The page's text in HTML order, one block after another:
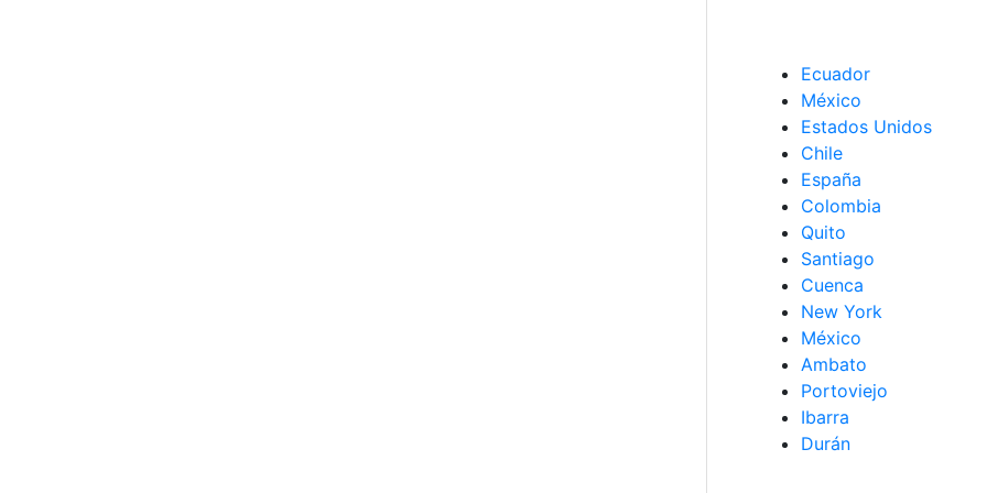
Ecuador
México
Estados Unidos
Chile
España
Colombia
Quito
Santiago
Cuenca
New York
México
Ambato
Portoviejo
Ibarra
Durán